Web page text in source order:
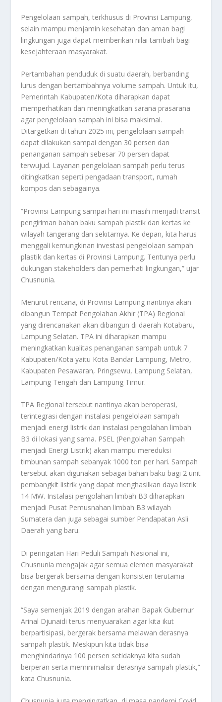
Pengelolaan sampah, terkhusus di Provinsi Lampung,
selain mampu menjamin kesehatan dan aman bagi
lingkungan juga dapat memberikan nilai tambah bagi
kesejahteraan masyarakat.
Pertambahan penduduk di suatu daerah, berbanding
lurus dengan bertambahnya volume sampah. Untuk itu,
Pemerintah Kabupaten/Kota diharapkan dapat
memperhatikan dan meningkatkan sarana prasarana
agar pengelolaan sampah ini bisa maksimal.
Ditargetkan di tahun 2025 ini, pengelolaan sampah
dapat dilakukan sampai dengan 30 persen dan
penanganan sampah sebesar 70 persen dapat
terwujud. Layanan pengelolaan sampah perlu terus
ditingkatkan seperti pengadaan transport, rumah
kompos dan sebagainya.
“Provinsi Lampung sampai hari ini masih menjadi transit
pengiriman bahan baku sampah plastik dan kertas ke
wilayah tangerang dan sekitarnya. Ke depan, kita harus
menggali kemungkinan investasi pengelolaan sampah
plastik dan kertas di Provinsi Lampung. Tentunya perlu
dukungan stakeholders dan pemerhati lingkungan,” ujar
Chusnunia.
Menurut rencana, di Provinsi Lampung nantinya akan
dibangun Tempat Pengolahan Akhir (TPA) Regional
yang direncanakan akan dibangun di daerah Kotabaru,
Lampung Selatan. TPA ini diharapkan mampu
meningkatkan kualitas penanganan sampah untuk 7
Kabupaten/Kota yaitu Kota Bandar Lampung, Metro,
Kabupaten Pesawaran, Pringsewu, Lampung Selatan,
Lampung Tengah dan Lampung Timur.
TPA Regional tersebut nantinya akan beroperasi,
terintegrasi dengan instalasi pengelolaan sampah
menjadi energi listrik dan instalasi pengolahan limbah
B3 di lokasi yang sama. PSEL (Pengolahan Sampah
menjadi Energi Listrik) akan mampu mereduksi
timbunan sampah sebanyak 1000 ton per hari. Sampah
tersebut akan digunakan sebagai bahan baku bagi 2 unit
pembangkit listrik yang dapat menghasilkan daya listrik
14 MW. Instalasi pengolahan limbah B3 diharapkan
menjadi Pusat Pemusnahan limbah B3 wilayah
Sumatera dan juga sebagai sumber Pendapatan Asli
Daerah yang baru.
Di peringatan Hari Peduli Sampah Nasional ini,
Chusnunia mengajak agar semua elemen masyarakat
bisa bergerak bersama dengan konsisten terutama
dengan mengurangi sampah plastik.
“Saya semenjak 2019 dengan arahan Bapak Gubernur
Arinal Djunaidi terus menyuarakan agar kita ikut
berpartisipasi, bergerak bersama melawan derasnya
sampah plastik. Meskipun kita tidak bisa
menghindarinya 100 persen setidaknya kita sudah
berperan serta meminimalisir derasnya sampah plastik,”
kata Chusnunia.